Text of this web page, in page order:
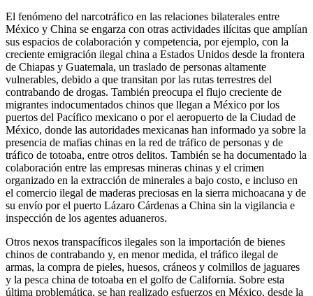
El fenómeno del narcotráfico en las relaciones bilaterales entre
México y China se engarza con otras actividades ilícitas que amplían
sus espacios de colaboración y competencia, por ejemplo, con la
creciente emigración ilegal china a Estados Unidos desde la frontera
de Chiapas y Guatemala, un traslado de personas altamente
vulnerables, debido a que transitan por las rutas terrestres del
contrabando de drogas. También preocupa el flujo creciente de
migrantes indocumentados chinos que llegan a México por los
puertos del Pacífico mexicano o por el aeropuerto de la Ciudad de
México, donde las autoridades mexicanas han informado ya sobre la
presencia de mafias chinas en la red de tráfico de personas y de
tráfico de totoaba, entre otros delitos. También se ha documentado la
colaboración entre las empresas mineras chinas y el crimen
organizado en la extracción de minerales a bajo costo, e incluso en
el comercio ilegal de maderas preciosas en la sierra michoacana y de
su envío por el puerto Lázaro Cárdenas a China sin la vigilancia e
inspección de los agentes aduaneros.
Otros nexos transpacíficos ilegales son la importación de bienes
chinos de contrabando y, en menor medida, el tráfico ilegal de
armas, la compra de pieles, huesos, cráneos y colmillos de jaguares
y la pesca china de totoaba en el golfo de California. Sobre esta
última problemática, se han realizado esfuerzos en México, desde la